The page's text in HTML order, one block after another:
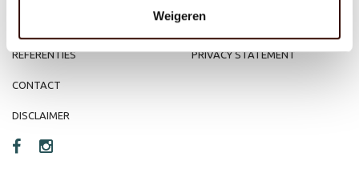
Weigeren
REFERENTIES
VACATURE
PRIVACY STATEMENT
CONTACT
DISCLAIMER